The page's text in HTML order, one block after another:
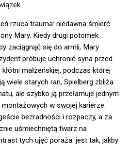
rzuca trauma: niedawna śmierć
Mary. Kiedy drugi potomek
zaciągnąć się do armii, Mary
próbuje uchronić syna przed
kłótni małżeńskiej, podczas której
wiele starych ran, Spielberg zbliża
ale szybko ją przełamuje jednym
w swojej karierze.
bezradności i rozpaczy, a za
uśmiechniętą twarz na
tych ujęć poraża: jest tak, jakby